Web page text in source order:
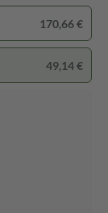
170,66 €
49,14 €